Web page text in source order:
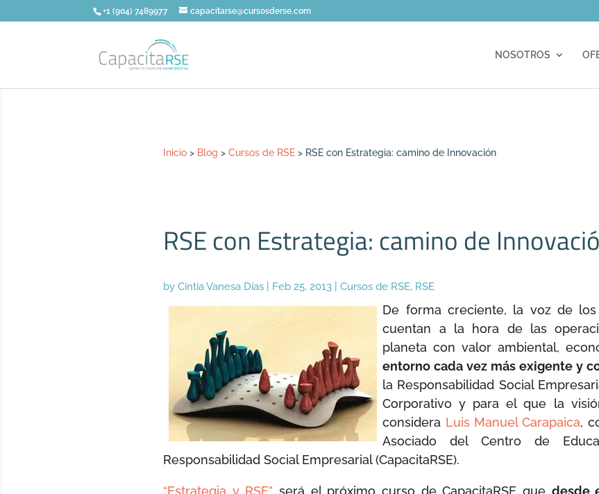
+1 (904) 7489977 capacitarse@cursosderse.com
NOSOTROS
Inicio > Blog >Cursos de RSE > RSE con Estrategia: camino de Innovación
RSE con Estrategia: camino de
byCintia Vanesa Días Feb 25, 2013 |Cursos de RSE, RSE
De forma creciente, la voz de
cuentan a la hora de las
planeta con valor ambiental,
entorno cada vez más exigente y
la Responsabilidad Social
Corporativo y para el que la
considera Luis Manuel Carapaica,
Asociado del Centro de
Responsabilidad Social Empresarial (CapacitaRSE).
“Estrategia y RSE” será el próximo curso de CapacitaRSE que desde